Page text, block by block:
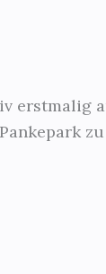
erstmalig